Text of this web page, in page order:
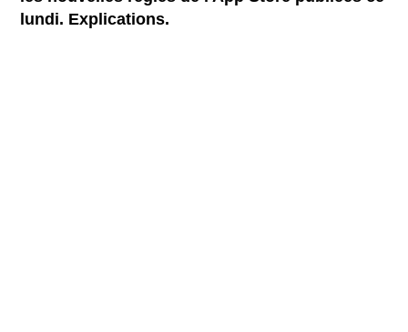
lundi. Explications.